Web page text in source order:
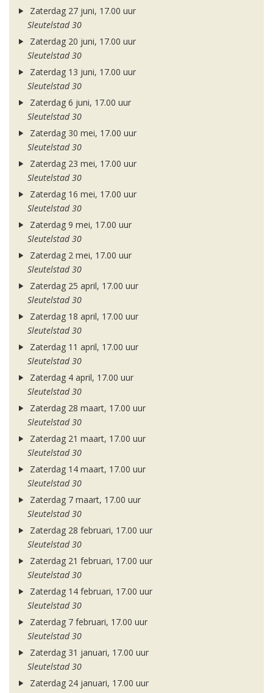
Zaterdag 27 juni, 17.00 uur
Sleutelstad 30
Zaterdag 20 juni, 17.00 uur
Sleutelstad 30
Zaterdag 13 juni, 17.00 uur
Sleutelstad 30
Zaterdag 6 juni, 17.00 uur
Sleutelstad 30
Zaterdag 30 mei, 17.00 uur
Sleutelstad 30
Zaterdag 23 mei, 17.00 uur
Sleutelstad 30
Zaterdag 16 mei, 17.00 uur
Sleutelstad 30
Zaterdag 9 mei, 17.00 uur
Sleutelstad 30
Zaterdag 2 mei, 17.00 uur
Sleutelstad 30
Zaterdag 25 april, 17.00 uur
Sleutelstad 30
Zaterdag 18 april, 17.00 uur
Sleutelstad 30
Zaterdag 11 april, 17.00 uur
Sleutelstad 30
Zaterdag 4 april, 17.00 uur
Sleutelstad 30
Zaterdag 28 maart, 17.00 uur
Sleutelstad 30
Zaterdag 21 maart, 17.00 uur
Sleutelstad 30
Zaterdag 14 maart, 17.00 uur
Sleutelstad 30
Zaterdag 7 maart, 17.00 uur
Sleutelstad 30
Zaterdag 28 februari, 17.00 uur
Sleutelstad 30
Zaterdag 21 februari, 17.00 uur
Sleutelstad 30
Zaterdag 14 februari, 17.00 uur
Sleutelstad 30
Zaterdag 7 februari, 17.00 uur
Sleutelstad 30
Zaterdag 31 januari, 17.00 uur
Sleutelstad 30
Zaterdag 24 januari, 17.00 uur